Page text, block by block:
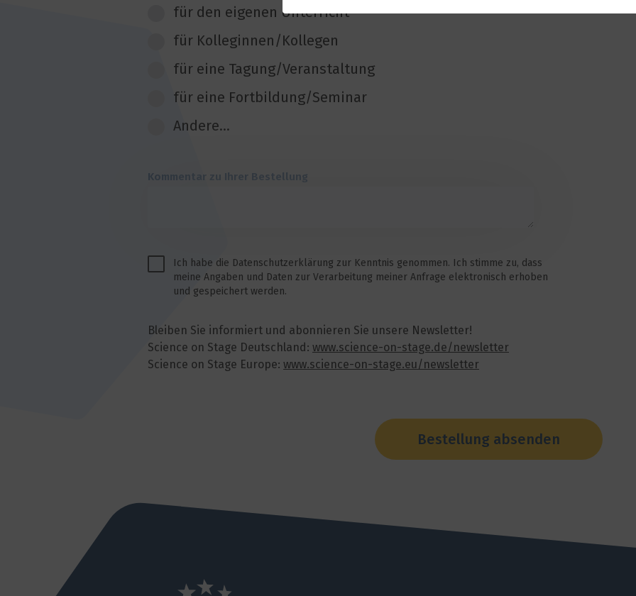
für den eigenen Unterricht
für Kolleginnen/Kollegen
für eine Tagung/Veranstaltung
für eine Fortbildung/Seminar
Andere...
Kommentar zu Ihrer Bestellung
Ich habe die Datenschutzerklärung zur Kenntnis genommen. Ich stimme zu, dass
meine Angaben und Daten zur Verarbeitung meiner Anfrage elektronisch erhoben
und gespeichert werden.
Bleiben Sie informiert und abonnieren Sie unsere Newsletter!
Science on Stage Deutschland: www.science-on-stage.de/newsletter
Science on Stage Europe: www.science-on-stage.eu/newsletter